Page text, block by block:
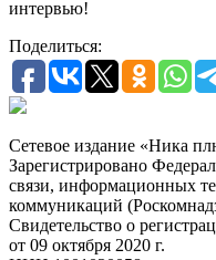
интервью!
Поделиться:
Сетевое издание «Ника
Зарегистрировано
связи, информационных
коммуникаций
Свидетельство о
от 09 октября 2020 г.